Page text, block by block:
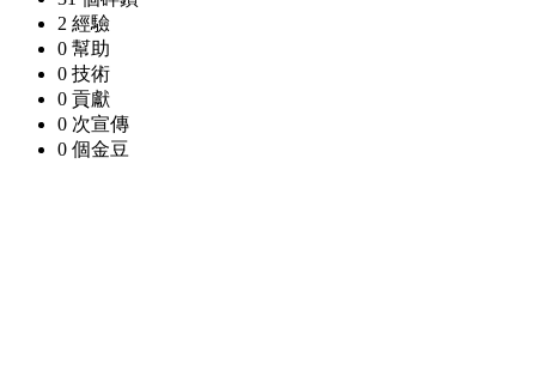
2 經驗
0 幫助
0 技術
0 貢獻
0 次宣傳
0 個金豆